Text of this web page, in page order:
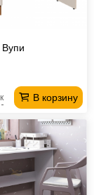
В корзину